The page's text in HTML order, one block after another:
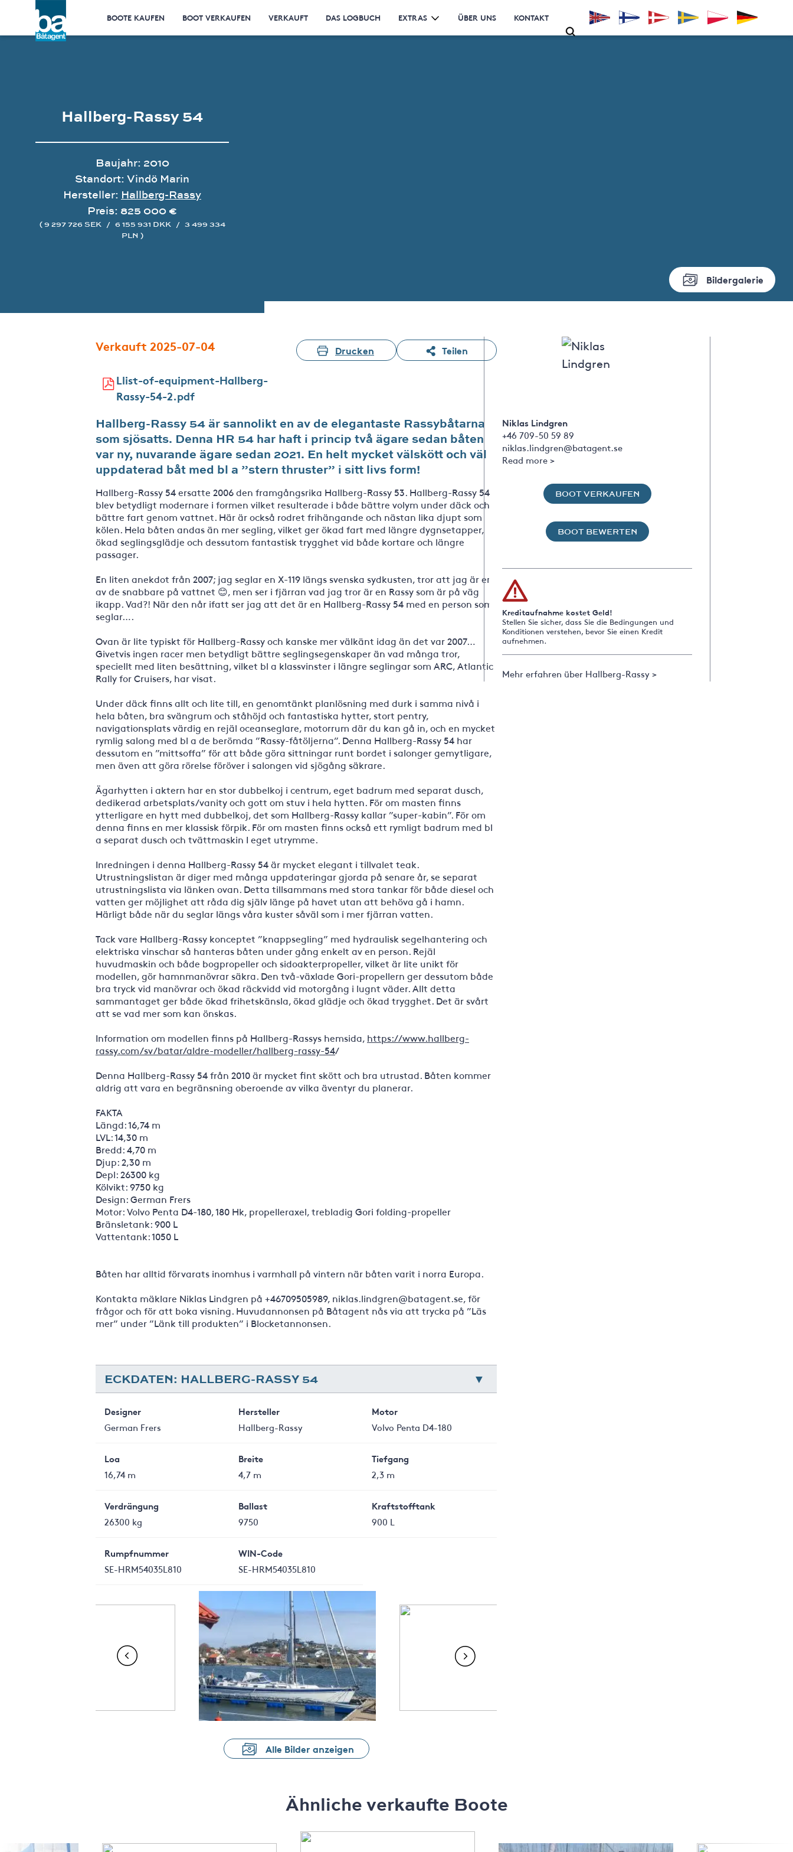
BOOTE KAUFEN BOOT VERKAUFEN VERKAUFT DAS LOGBUCH EXTRAS ÜBER UNS KONTAKT
Bildergalerie
Hallberg-Rassy 54
Baujahr: 2010
Standort: Vindö Marin
Hersteller: Hallberg-Rassy
Preis: 825 000 €
( 9 297 726 SEK / 6 155 931 DKK / 3 499 334
PLN )
Verkauft 2025-07-04 Drucken Teilen
Llist-of-equipment-Hallberg-
Rassy-54-2.pdf
Hallberg-Rassy 54 är sannolikt en av de elegantaste Rassybåtarna
som sjösatts. Denna HR 54 har haft i princip två ägare sedan båten
var ny, nuvarande ägare sedan 2021. En helt mycket välskött och väl
uppdaterad båt med bl a ”stern thruster” i sitt livs form!
Hallberg-Rassy 54 ersatte 2006 den framgångsrika Hallberg-Rassy 53. Hallberg-Rassy 54
blev betydligt modernare i formen vilket resulterade i både bättre volym under däck och
bättre fart genom vattnet. Här är också rodret frihängande och nästan lika djupt som
kölen. Hela båten andas än mer segling, vilket ger ökad fart med längre dygnsetapper,
ökad seglingsglädje och dessutom fantastisk trygghet vid både kortare och längre
passager.
En liten anekdot från 2007; jag seglar en X-119 längs svenska sydkusten, tror att jag är en
av de snabbare på vattnet 😊, men ser i fjärran vad jag tror är en Rassy som är på väg
ikapp. Vad?! När den når ifatt ser jag att det är en Hallberg-Rassy 54 med en person som
seglar….
Ovan är lite typiskt för Hallberg-Rassy och kanske mer välkänt idag än det var 2007…
Givetvis ingen racer men betydligt bättre seglingsegenskaper än vad många tror,
speciellt med liten besättning, vilket bl a klassvinster i längre seglingar som ARC, Atlantic
Rally for Cruisers, har visat.
Under däck finns allt och lite till, en genomtänkt planlösning med durk i samma nivå i
hela båten, bra svängrum och ståhöjd och fantastiska hytter, stort pentry,
navigationsplats värdig en rejäl oceanseglare, motorrum där du kan gå in, och en mycket
rymlig salong med bl a de berömda ”Rassy-fåtöljerna”. Denna Hallberg-Rassy 54 har
dessutom en ”mittsoffa” för att både göra sittningar runt bordet i salonger gemytligare,
men även att göra rörelse föröver i salongen vid sjögång säkrare.
Ägarhytten i aktern har en stor dubbelkoj i centrum, eget badrum med separat dusch,
dedikerad arbetsplats/vanity och gott om stuv i hela hytten. För om masten finns
ytterligare en hytt med dubbelkoj, det som Hallberg-Rassy kallar ”super-kabin”. För om
denna finns en mer klassisk förpik. För om masten finns också ett rymligt badrum med bl
a separat dusch och tvättmaskin I eget utrymme.
Inredningen i denna Hallberg-Rassy 54 är mycket elegant i tillvalet teak.
Utrustningslistan är diger med många uppdateringar gjorda på senare år, se separat
utrustningslista via länken ovan. Detta tillsammans med stora tankar för både diesel och
vatten ger möjlighet att råda dig själv länge på havet utan att behöva gå i hamn.
Härligt både när du seglar längs våra kuster såväl som i mer fjärran vatten.
Tack vare Hallberg-Rassy konceptet ”knappsegling” med hydraulisk segelhantering och
elektriska vinschar så hanteras båten under gång enkelt av en person. Rejäl
huvudmaskin och både bogpropeller och sidoakterpropeller, vilket är lite unikt för
modellen, gör hamnmanövrar säkra. Den två-växlade Gori-propellern ger dessutom både
bra tryck vid manövrar och ökad räckvidd vid motorgång i lugnt väder. Allt detta
sammantaget ger både ökad frihetskänsla, ökad glädje och ökad trygghet. Det är svårt
att se vad mer som kan önskas.
Information om modellen finns på Hallberg-Rassys hemsida, https://www.hallberg-
rassy.com/sv/batar/aldre-modeller/hallberg-rassy-54/
Denna Hallberg-Rassy 54 från 2010 är mycket fint skött och bra utrustad. Båten kommer
aldrig att vara en begränsning oberoende av vilka äventyr du planerar.
FAKTA
Längd: 16,74 m
LVL: 14,30 m
Bredd: 4,70 m
Djup: 2,30 m
Depl: 26300 kg
Kölvikt: 9750 kg
Design: German Frers
Motor: Volvo Penta D4-180, 180 Hk, propelleraxel, trebladig Gori folding-propeller
Bränsletank: 900 L
Vattentank: 1050 L
Båten har alltid förvarats inomhus i varmhall på vintern när båten varit i norra Europa.
Kontakta mäklare Niklas Lindgren på +46709505989, niklas.lindgren@batagent.se, för
frågor och för att boka visning. Huvudannonsen på Båtagent nås via att trycka på ”Läs
mer” under ”Länk till produkten” i Blocketannonsen.
ECKDATEN: HALLBERG-RASSY 54
Designer
German Frers
Hersteller
Hallberg-Rassy
Motor
Volvo Penta D4-180
Loa
16,74 m
Breite
4,7 m
Tiefgang
2,3 m
Verdrängung
26300 kg
Ballast
9750
Kraftstofftank
900 L
Rumpfnummer
SE-HRM54035L810
WIN-Code
SE-HRM54035L810
Alle Bilder anzeigen
Niklas Lindgren
+46 709-50 59 89
niklas.lindgren@batagent.se
Read more >
BOOT VERKAUFEN
BOOT BEWERTEN
Kreditaufnahme kostet Geld!
Stellen Sie sicher, dass Sie die Bedingungen und
Konditionen verstehen, bevor Sie einen Kredit
aufnehmen.
Mehr erfahren über Hallberg-Rassy >
Ähnliche verkaufte Boote